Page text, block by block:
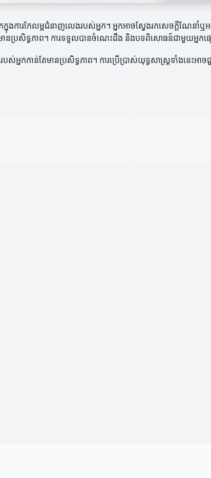
ងការកែលម្អជំនាញលេងរបស់អ្នក។ អ្នកអាចស្វែងរកសេចក្តីណែនាំ
ានប្រសិទ្ធភាព។ ការទទួលបានចំណេះដឹង និងបទពិសោធន៍ជាមួយអ្នកផ្
បស់អ្នកកាន់តែមានប្រសិទ្ធភាព។ ការប្រើប្រាស់យុទ្ធសាស្ត្រទាំង